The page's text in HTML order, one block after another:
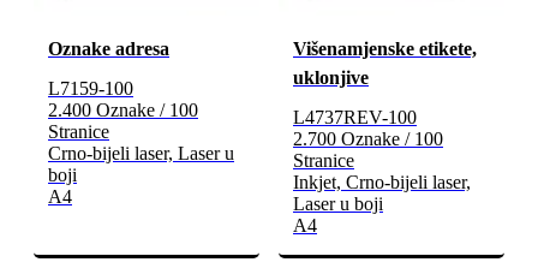
Oznake adresa
L7159-100
2.400 Oznake / 100
Stranice
Crno-bijeli laser, Laser u
boji
A4
Višenamjenske etikete,
uklonjive
L4737REV-100
2.700 Oznake / 100
Stranice
Inkjet, Crno-bijeli laser,
Laser u boji
A4